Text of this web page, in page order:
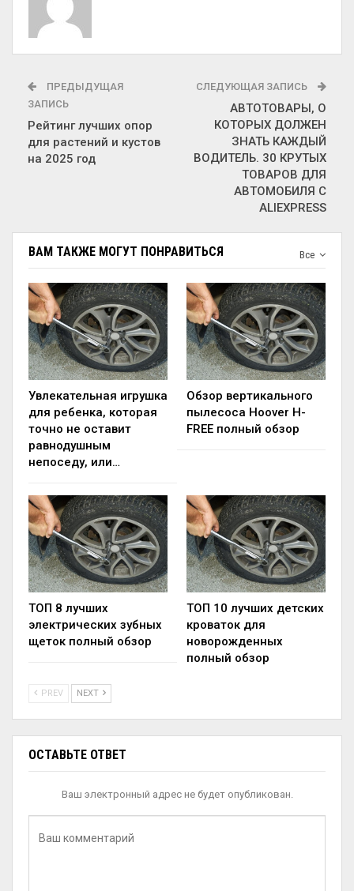
ПРЕДЫДУЩАЯ
ЗАПИСЬ
Рейтинг лучших опор
для растений и кустов
на 2025 год
СЛЕДУЮЩАЯ ЗАПИСЬ
АВТОТОВАРЫ, О
КОТОРЫХ ДОЛЖЕН
ЗНАТЬ КАЖДЫЙ
ВОДИТЕЛЬ. 30 КРУТЫХ
ТОВАРОВ ДЛЯ
АВТОМОБИЛЯ С
ALIEXPRESS
Все
ВАМ ТАКЖЕ МОГУТ ПОНРАВИТЬСЯ
Увлекательная игрушка
для ребенка, которая
точно не оставит
равнодушным
непоседу, или…
Обзор вертикального
пылесоса Hoover H-
FREE полный обзор
ТОП 8 лучших
электрических зубных
щеток полный обзор
ТОП 10 лучших детских
кроваток для
новорожденных
полный обзор
PREV NEXT
ОСТАВЬТЕ ОТВЕТ
Ваш электронный адрес не будет опубликован.